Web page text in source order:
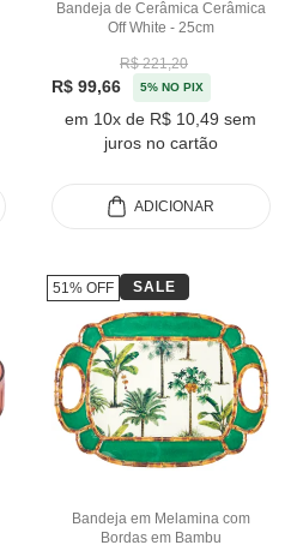
Bandeja de Cerâmica Cerâmica
Off White - 25cm
R$ 221,20
R$ 99,66 5% NO PIX
em 10x de R$ 10,49 sem
juros no cartão
ADICIONAR
Bandeja em Melamina com
Bordas em Bambu
51% OFF SALE